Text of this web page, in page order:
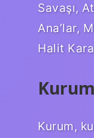
Savaşı,
Ana’lar,
Halit
Kurum,